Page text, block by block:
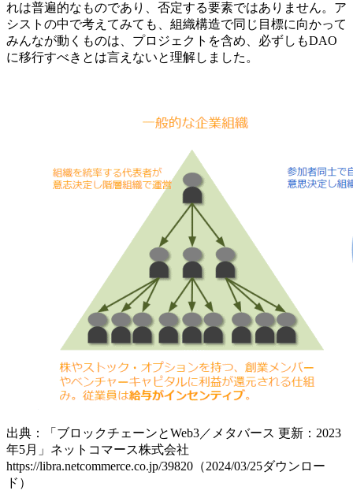
れは普遍的なものであり、否定する要素ではありません。ア
シストの中で考えてみても、組織構造で同じ目標に向かって
みんなが動くものは、プロジェクトを含め、必ずしもDAO
に移行すべきとは言えないと理解しました。
出典：「ブロックチェーンとWeb3／メタバース 更新：2023
年5月」ネットコマース株式会社
https://libra.netcommerce.co.jp/39820（2024/03/25ダウンロー
ド）